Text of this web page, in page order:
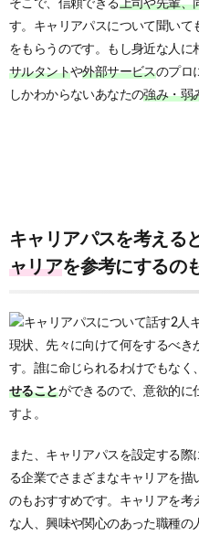
そこで、信頼できる上司や先輩、
す。キャリアパスについて聞いて
をもらうのです。もし身近な人に
サルタントや外部サービスのプロ
しかわからないあなたの強み・弱
キャリアパスを考える
ャリアを参考にするの
現状、先々に向けて何をするべき
す。誰に命じられるわけでもなく
せることができるので、意欲的に
すよ。
また、キャリアパスを設定する
る企業でさまざまなキャリアを
のもおすすめです。キャリアを考
な人、興味や関心のあった職種